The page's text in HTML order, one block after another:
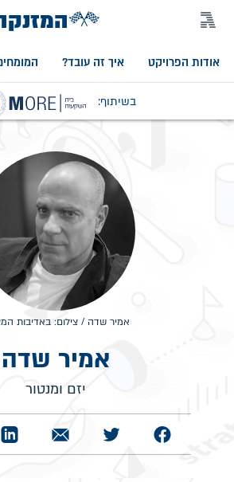
אודות הפרויקט איך זה עובד?
בשיתוף:
אמיר שדה / צילום: באדיבות
אמיר שדה
יזם ומנטור